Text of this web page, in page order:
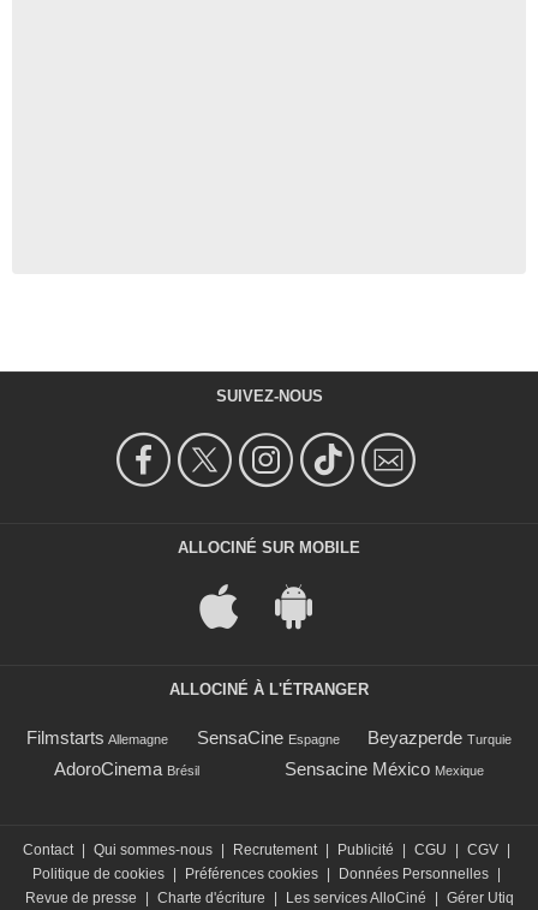
SUIVEZ-NOUS
ALLOCINÉ SUR MOBILE
ALLOCINÉ À L'ÉTRANGER
Filmstarts Allemagne SensaCine Espagne Beyazperde Turquie
AdoroCinema Brésil Sensacine México Mexique
Contact Qui sommes-nous Recrutement Publicité CGU CGV
Politique de cookies
Préférences cookies Données Personnelles
Revue de presse
Charte d'écriture Les services AlloCiné Gérer Utiq